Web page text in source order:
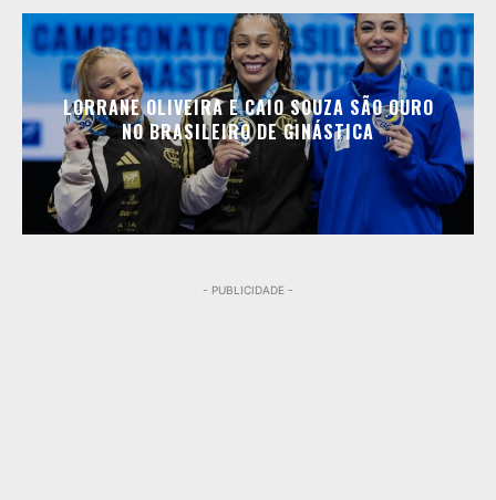
LORRANE OLIVEIRA E CAIO SOUZA SÃO OURO
NO BRASILEIRO DE GINÁSTICA
- PUBLICIDADE -